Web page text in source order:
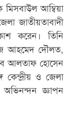
আম্বিয়া
জাতীয়তাবাদী
করেন। তিনি
আহমেদ দৌলত,
আলতাফ হোসেন
কেন্দ্রীয় ও জেলা
জ্ঞাপন